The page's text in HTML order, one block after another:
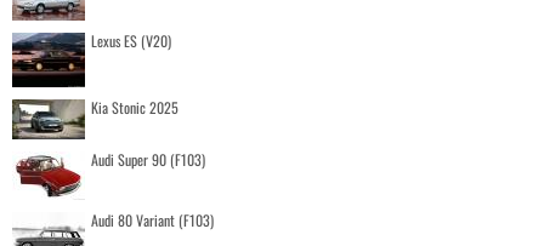
Lexus ES (V20)
Kia Stonic 2025
Audi Super 90 (F103)
Audi 80 Variant (F103)